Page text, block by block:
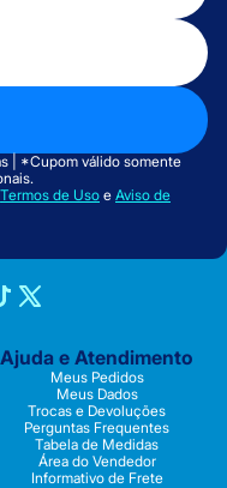
| *Cupom válido somente
Termos de Uso e Aviso de
Ajuda e Atendimento
Meus Pedidos
Meus Dados
Trocas e Devoluções
Perguntas Frequentes
Tabela de Medidas
Área do Vendedor
Informativo de Frete